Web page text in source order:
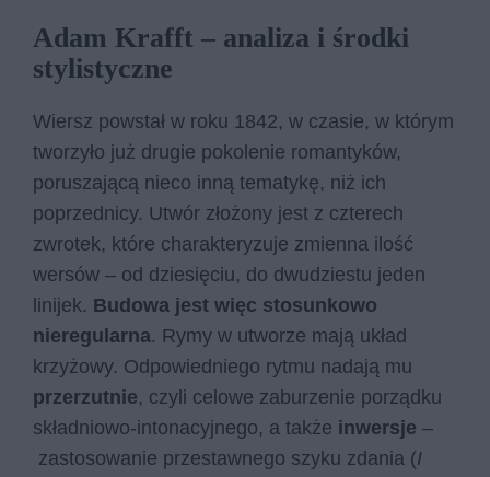
Adam Krafft – analiza i środki
stylistyczne
Wiersz powstał w roku 1842, w czasie, w którym
tworzyło już drugie pokolenie romantyków,
poruszającą nieco inną tematykę, niż ich
poprzednicy. Utwór złożony jest z czterech
zwrotek, które charakteryzuje zmienna ilość
wersów – od dziesięciu, do dwudziestu jeden
linijek. Budowa jest więc stosunkowo
nieregularna. Rymy w utworze mają układ
krzyżowy. Odpowiedniego rytmu nadają mu
przerzutnie, czyli celowe zaburzenie porządku
składniowo-intonacyjnego, a także inwersje –
zastosowanie przestawnego szyku zdania (I